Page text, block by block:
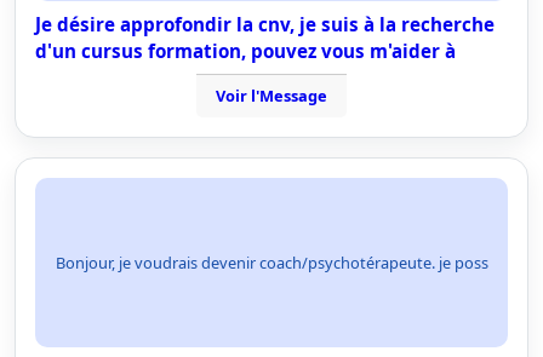
Je désire approfondir la cnv, je suis à la recherche
d'un cursus formation, pouvez vous m'aider à
Voir l'Message
Bonjour, je voudrais devenir coach/psychotérapeute. je poss